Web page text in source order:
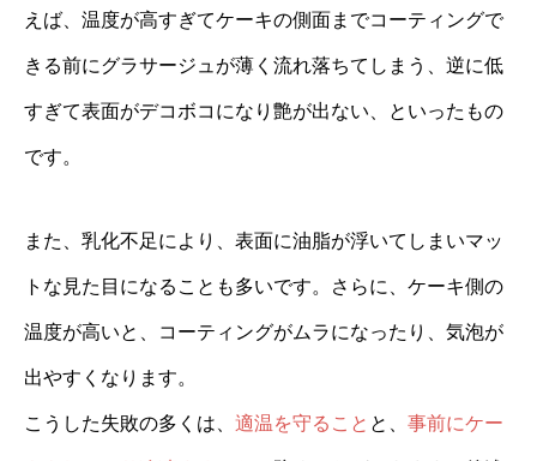
えば、温度が高すぎてケーキの側面までコーティングで
きる前にグラサージュが薄く流れ落ちてしまう、逆に低
すぎて表面がデコボコになり艶が出ない、といったもの
です。
また、乳化不足により、表面に油脂が浮いてしまいマッ
トな見た目になることも多いです。さらに、ケーキ側の
温度が高いと、コーティングがムラになったり、気泡が
出やすくなります。
こうした失敗の多くは、 適温を守ること と、 事前にケー